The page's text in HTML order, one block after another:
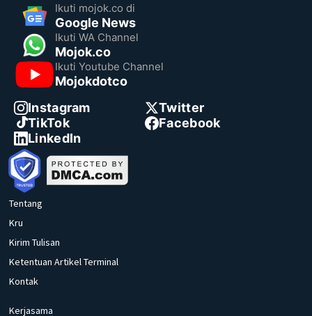
Ikuti mojok.co di
Google News
Ikuti WA Channel
Mojok.co
Ikuti Youtube Channel
Mojokdotco
Instagram
Twitter
TikTok
Facebook
LinkedIn
Tentang
Kru
Kirim Tulisan
Ketentuan Artikel Terminal
Kontak
Kerjasama